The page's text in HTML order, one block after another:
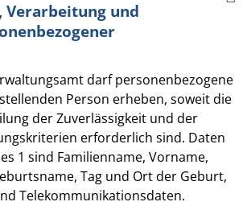
Verarbeitung und
darf personenbezogene
Person erheben, soweit die
der Zuverlässigkeit und der
erforderlich sind. Daten
1 sind Familienname, Vorname,
Tag und Ort der Geburt,
Telekommunikationsdaten.